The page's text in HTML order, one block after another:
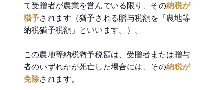
て受贈者が農業を営んでいる限り、その納税が
猶予されます（猶予される贈与税額を「農地等
納税猶予税額」といいます。）。
この農地等納税猶予税額は、受贈者または贈与
者のいずれかが死亡した場合には、その納税が
免除されます。